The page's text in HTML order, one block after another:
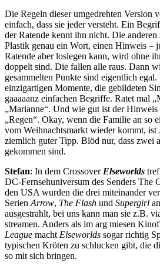
Die Regeln dieser umgedrehten Version
einfach, dass sie jeder versteht. Ein
der Ratende kennt ihn nicht. Die
Plastik genau ein Wort, einen Hinweis –
Ratende aber loslegen kann, wird ohne
doppelt sind. Die fallen alle raus. Dann
gesammelten Punkte sind eigentlich
einzigartigen Momente, die gebildeten
gaaaaanz einfachen Begriffe. Ratet mal
„Marianne“. Und wie gut ist der
„Regen“. Okay, wenn die Familie an so
vom Weihnachtsmarkt wieder kommt, ist
ziemlich guter Tipp. Blöd nur, dass zwei
gekommen sind.
Stefan: In dem Crossover Elseworlds
DC-Fernsehuniversum des Senders The
den USA wurden die drei miteinander
Serien Arrow, The Flash und Supergirl
ausgestrahlt, bei uns kann man sie z.B.
streamen. Anders als im arg miesen
League macht Elseworlds sogar richtig
typischen Kröten zu schlucken gibt, die
so mit sich bringen.